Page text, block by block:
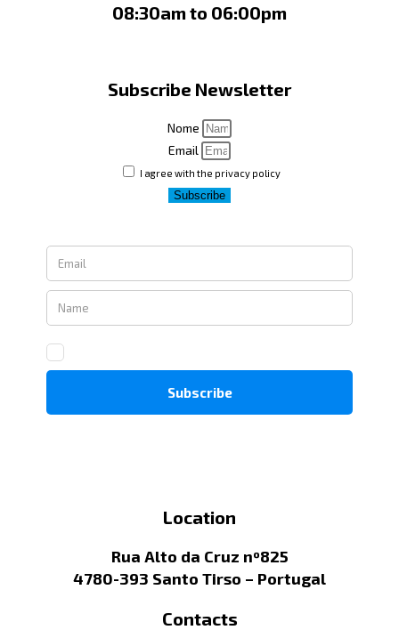
08:30am to 06:00pm
Subscribe Newsletter
Nome
Email
I agree with the privacy policy
Subscribe
Location
Rua Alto da Cruz nº825
4780-393 Santo Tirso – Portugal
Contacts